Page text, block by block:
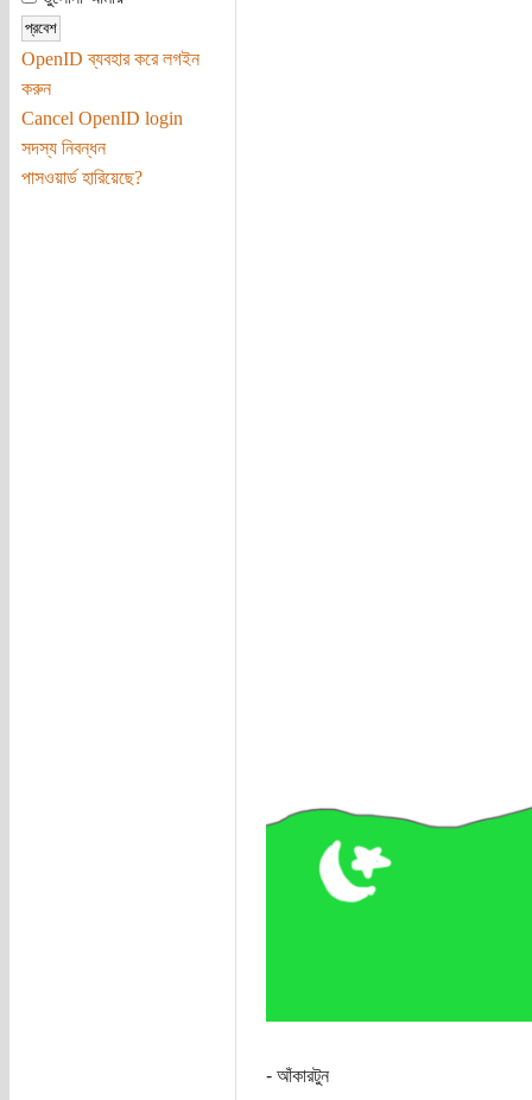
OpenID ব্যবহার করে লগইন
করুন
Cancel OpenID login
সদস্য নিবন্ধন
পাসওয়ার্ড হারিয়েছে?
- আঁকারটুন